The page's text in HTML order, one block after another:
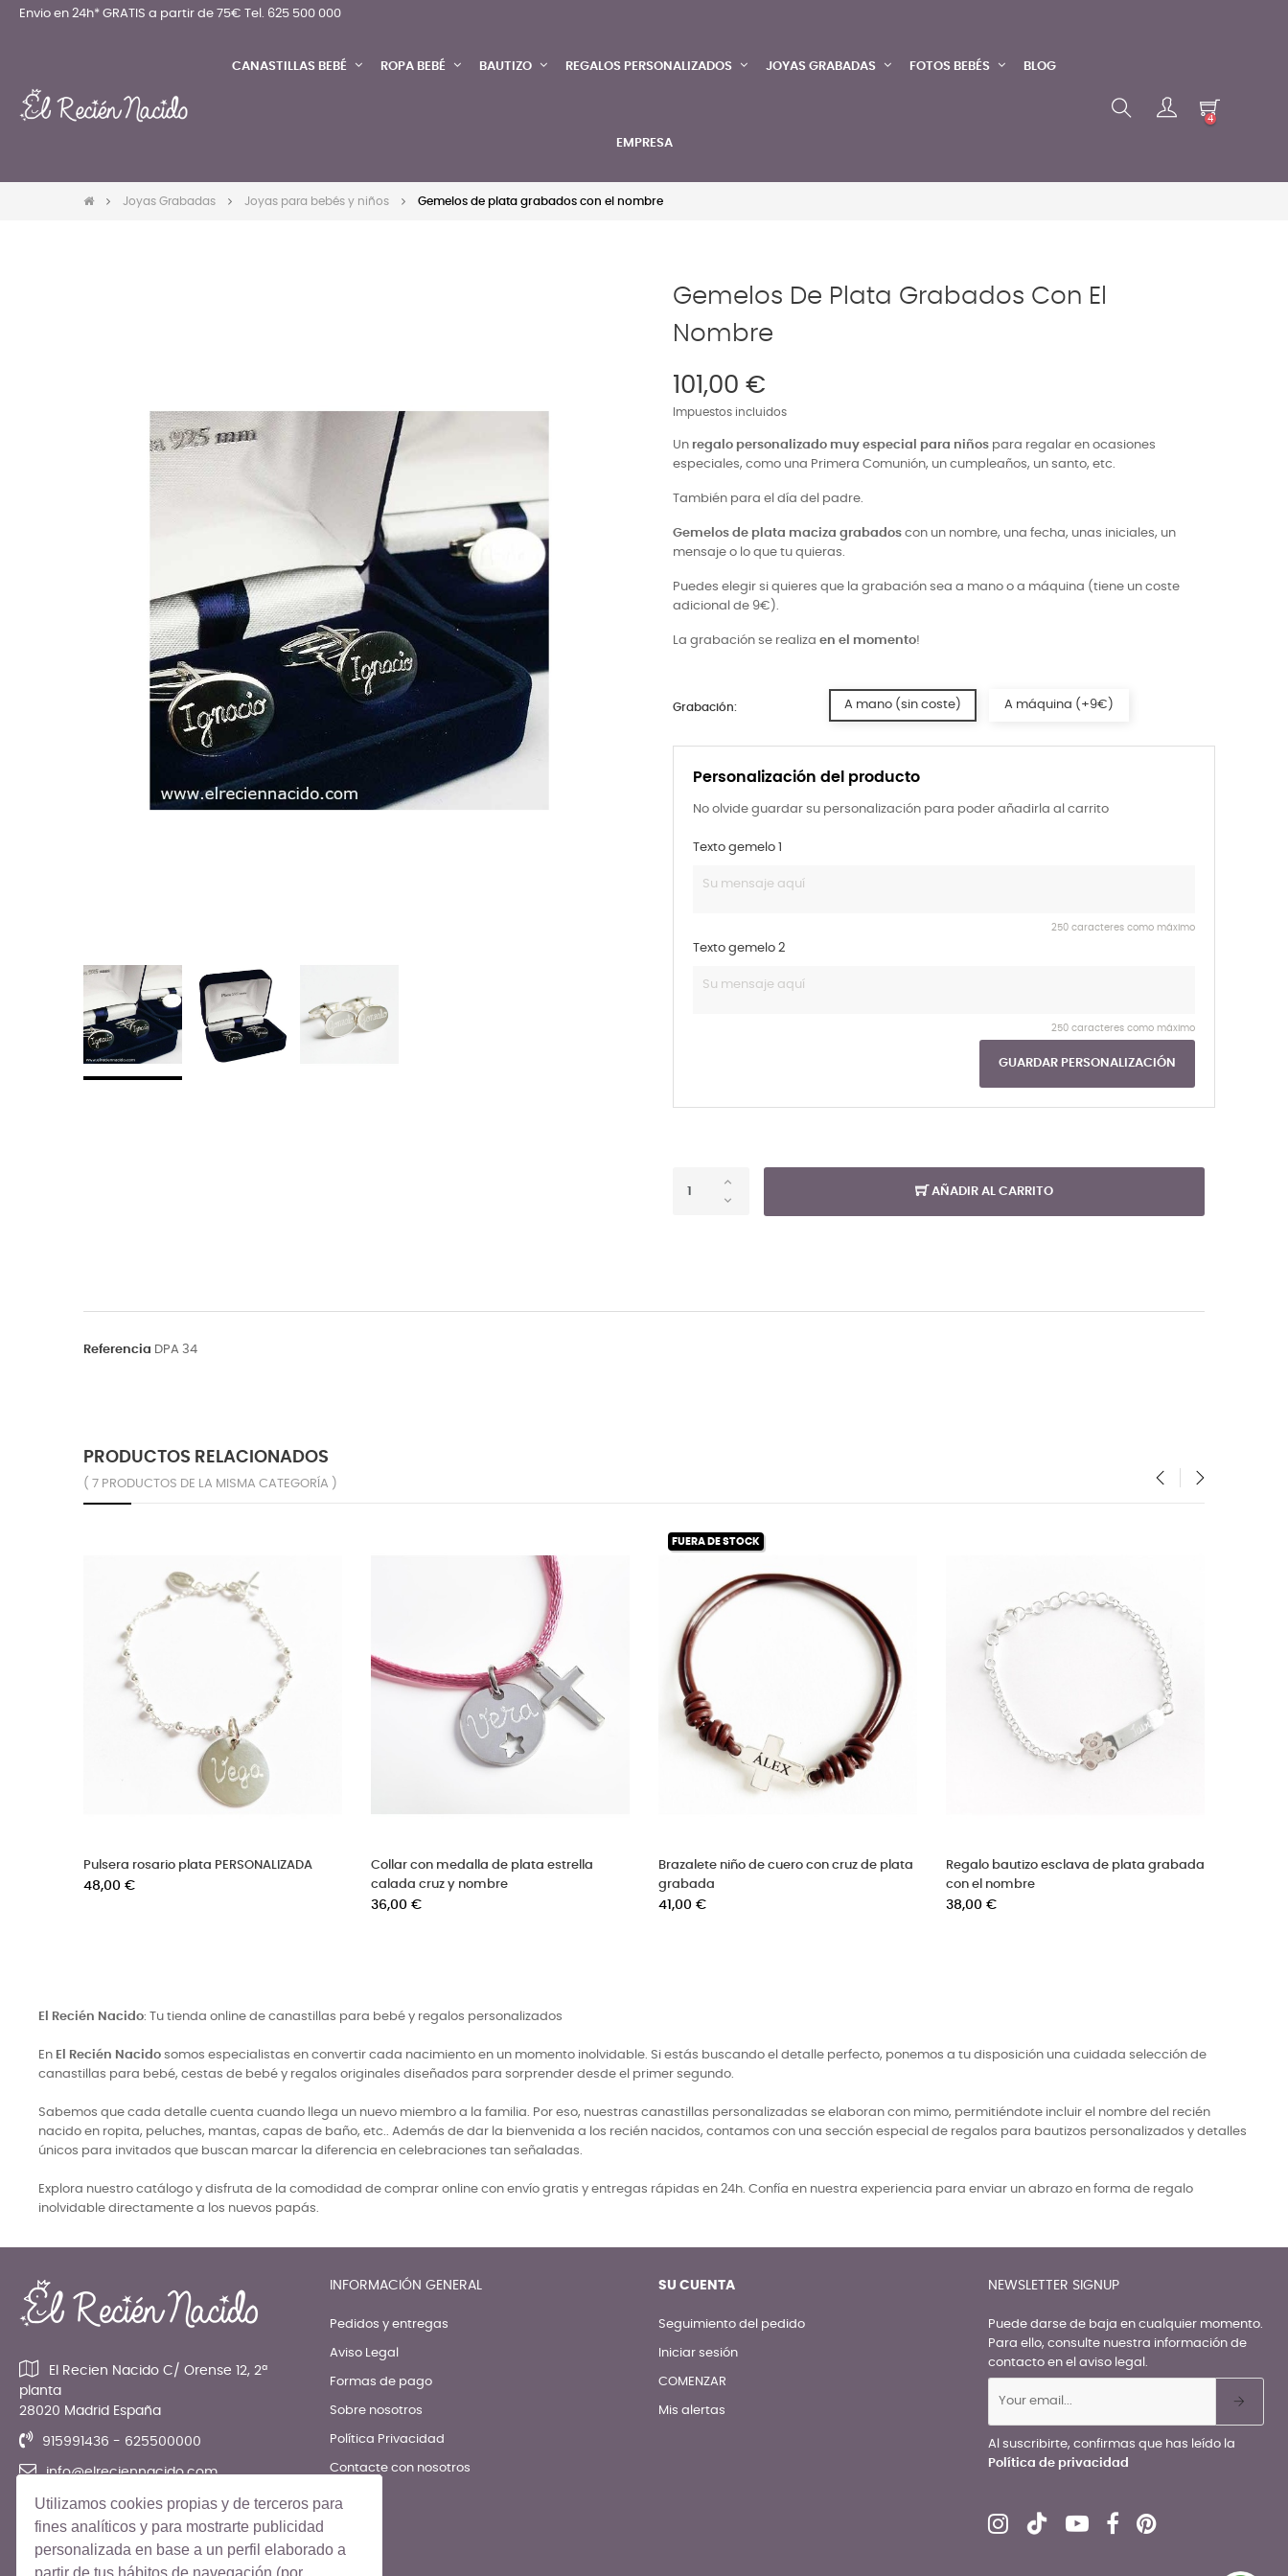
Utilizamos cookies propias y de terceros para
fines analíticos y para mostrarte publicidad
personalizada en base a un perfil elaborado a
Envio en 24h* GRATIS a partir de 75€ Tel. 625 500 000
CANASTILLAS BEBÉ ROPA BEBÉ BAUTIZO REGALOS PERSONALIZADOS JOYAS GRABADAS FOTOS BEBÉS BLOG
EMPRESA
4
Joyas Grabadas Joyas para bebés y niños Gemelos de plata grabados con el nombre
Gemelos De Plata Grabados Con El
Nombre
101,00 €
Impuestos incluidos
Un regalo personalizado muy especial para niños para regalar en ocasiones
especiales, como una Primera Comunión, un cumpleaños, un santo, etc.
También para el día del padre.
Gemelos de plata maciza grabados con un nombre, una fecha, unas iniciales, un
mensaje o lo que tu quieras.
Puedes elegir si quieres que la grabación sea a mano o a máquina (tiene un coste
adicional de 9€).
La grabación se realiza en el momento!
Personalización del producto
No olvide guardar su personalización para poder añadirla al carrito
Texto gemelo 1
250 caracteres como máximo
Texto gemelo 2
250 caracteres como máximo
GUARDAR PERSONALIZACIÓN
Grabación: A mano (sin coste) A máquina (+9€)
AÑADIR AL CARRITO
Referencia DPA 34
PRODUCTOS RELACIONADOS
( 7 PRODUCTOS DE LA MISMA CATEGORÍA )
Gargantilla con cruz de plata grabada Escapulario de plata Pulsera rosario plata PERSONALIZADA
Collar con medalla de plata estrella
calada cruz y nombre
Brazalete niño de
El Recién Nacido: Tu tienda online de canastillas para bebé y regalos personalizados
En El Recién Nacido somos especialistas en convertir cada nacimiento en un momento inolvidable. Si estás buscando el detalle perfecto, ponemos a tu disposición una cuidada selección de
canastillas para bebé, cestas de bebé y regalos originales diseñados para sorprender desde el primer segundo.
Sabemos que cada detalle cuenta cuando llega un nuevo miembro a la familia. Por eso, nuestras canastillas personalizadas se elaboran con mimo, permitiéndote incluir el nombre del recién
nacido en ropita, peluches, mantas, capas de baño, etc.. Además de dar la bienvenida a los recién nacidos, contamos con una sección especial de regalos para bautizos personalizados y detalles
únicos para invitados que buscan marcar la diferencia en celebraciones tan señaladas.
Explora nuestro catálogo y disfruta de la comodidad de comprar online con envío gratis y entregas rápidas en 24h. Confía en nuestra experiencia para enviar un abrazo en forma de regalo
inolvidable directamente a los nuevos papás.
El Recien Nacido C/ Orense 12, 2ª
planta
28020 Madrid España
915991436 - 625500000
info@elreciennacido.com
INFORMACIÓN GENERAL
Pedidos y entregas
Aviso Legal
Formas de pago
Sobre nosotros
Política Privacidad
Contacte con nosotros
SU CUENTA
Seguimiento del pedido
Iniciar sesión
COMENZAR
Mis alertas
NEWSLETTER SIGNUP
Puede darse de baja en cualquier momento.
Para ello, consulte nuestra información de
contacto en el aviso legal.
Al suscribirte, confirmas que has leído la
Política de privacidad